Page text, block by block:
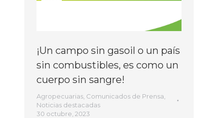
¡Un campo sin gasoil o un país
sin combustibles, es como un
cuerpo sin sangre!
Agropecuarias Comunicados de Prensa
Noticias destacadas
30 octubre, 2023